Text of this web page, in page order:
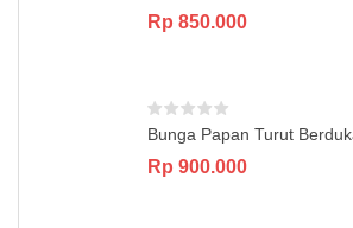
Rp 850.000
Bunga Papan Turut
Rp 900.000